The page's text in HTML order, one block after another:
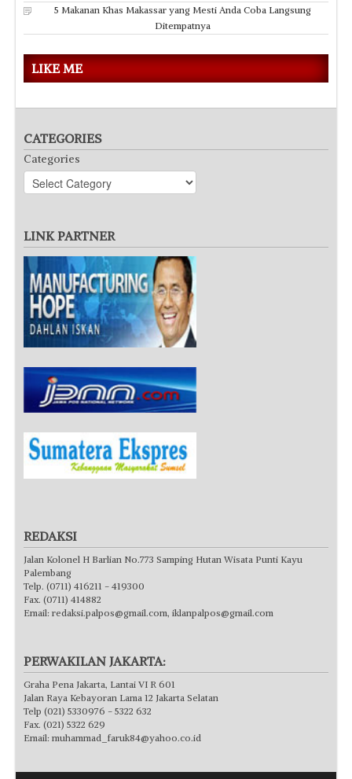
5 Makanan Khas Makassar yang Mesti Anda Coba Langsung
Ditempatnya
LIKE ME
CATEGORIES
Categories
LINK PARTNER
REDAKSI
Jalan Kolonel H Barlian No.773 Samping Hutan Wisata Punti Kayu
Palembang
Telp. (0711) 416211 - 419300
Fax. (0711) 414882
Email: redaksi.palpos@gmail.com, iklanpalpos@gmail.com
PERWAKILAN JAKARTA:
Graha Pena Jakarta, Lantai VI R 601
Jalan Raya Kebayoran Lama 12 Jakarta Selatan
Telp (021) 5330976 - 5322 632
Fax. (021) 5322 629
Email: muhammad_faruk84@yahoo.co.id